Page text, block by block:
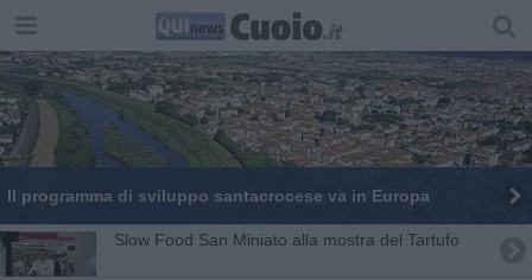
Il programma di sviluppo santacrocese va in Europa
Slow Food San Miniato alla mostra del Tartufo